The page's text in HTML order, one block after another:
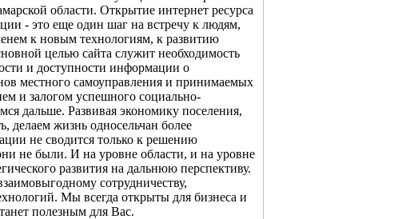
области. Открытие интернет ресурса
- это еще один шаг на встречу к людям,
к новым технологиям, к развитию
целью сайта служит необходимость
и доступности информации о
местного самоуправления и принимаемых
и залогом успешного социально-
дальше. Развивая экономику поселения,
делаем жизнь односельчан более
не сводится только к решению
не были. И на уровне области, и на уровне
развития на дальнюю перспективу.
сотрудничеству,
Мы всегда открыты для бизнеса и
полезным для Вас.